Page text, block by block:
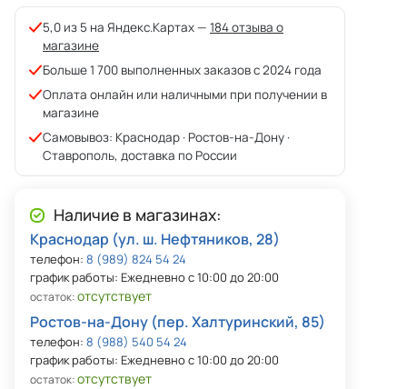
5,0 из 5 на Яндекс.Картах — 184 отзыва о
магазине
Больше 1 700 выполненных заказов с 2024 года
Оплата онлайн или наличными при получении в
магазине
Самовывоз: Краснодар · Ростов-на-Дону ·
Ставрополь, доставка по России
Наличие в магазинах:
Краснодар (ул. ш. Нефтяников, 28)
телефон: 8 (989) 824 54 24
график работы: Ежедневно с 10:00 до 20:00
остаток:отсутствует
Ростов-на-Дону (пер. Халтуринский, 85)
телефон: 8 (988) 540 54 24
график работы: Ежедневно с 10:00 до 20:00
остаток:отсутствует